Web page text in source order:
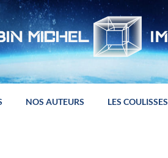
NOS AUTEURS LES COULISSES